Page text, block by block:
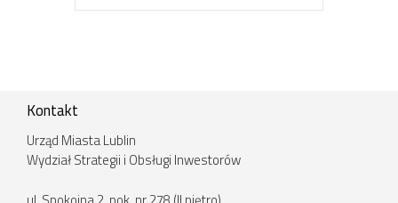
Kontakt
Urząd Miasta Lublin
Wydział Strategii i Obsługi Inwestorów